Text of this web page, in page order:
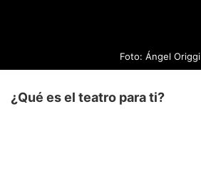
Foto: Ángel Origgi
¿Qué es el teatro para ti?